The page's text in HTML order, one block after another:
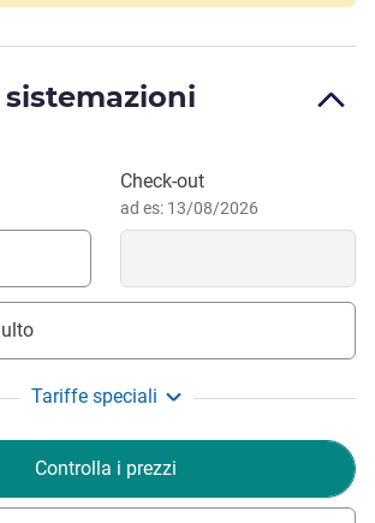
Belmont Vancouver MGallery, il primo
In uno storico edificio del 1912 nel
offriamo camere eclettiche della metà
hotel
hotelCheck-out
ad es: 13/08/2026
Tariffe speciali
Controlla i prezzi